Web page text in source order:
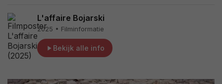
L'affaire Bojarski
2025 • Filminformatie
Bekijk alle info